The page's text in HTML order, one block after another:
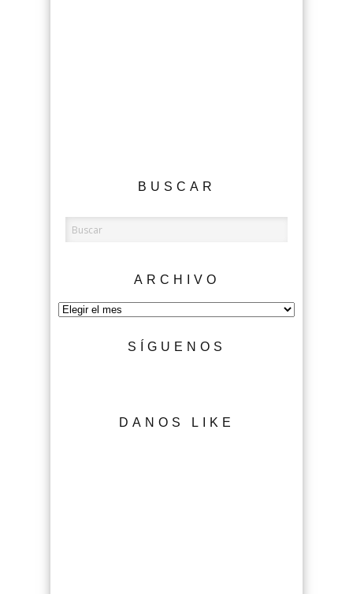
BUSCAR
ARCHIVO
Archivo
SÍGUENOS
DANOS LIKE